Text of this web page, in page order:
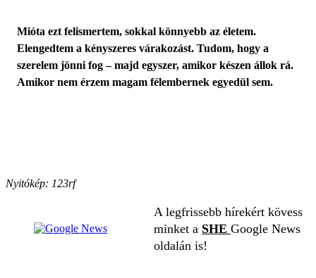
Mióta ezt felismertem, sokkal könnyebb az életem.
Elengedtem a kényszeres várakozást. Tudom, hogy a
szerelem jönni fog – majd egyszer, amikor készen állok rá.
Amikor nem érzem magam félembernek egyedül sem.
Nyitókép: 123rf
A legfrissebb hírekért kövess
minket a SHE Google News
oldalán is!